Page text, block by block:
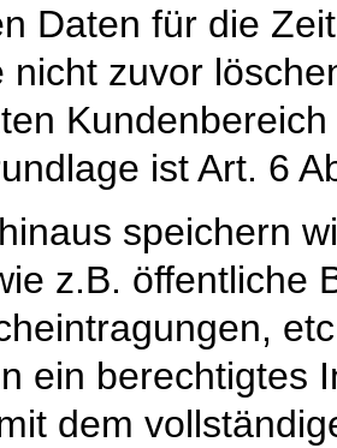
Daten für die
nicht zuvor
ist Art. 6
speichern
z.B. öffentliche
ein berechtigtes
dem